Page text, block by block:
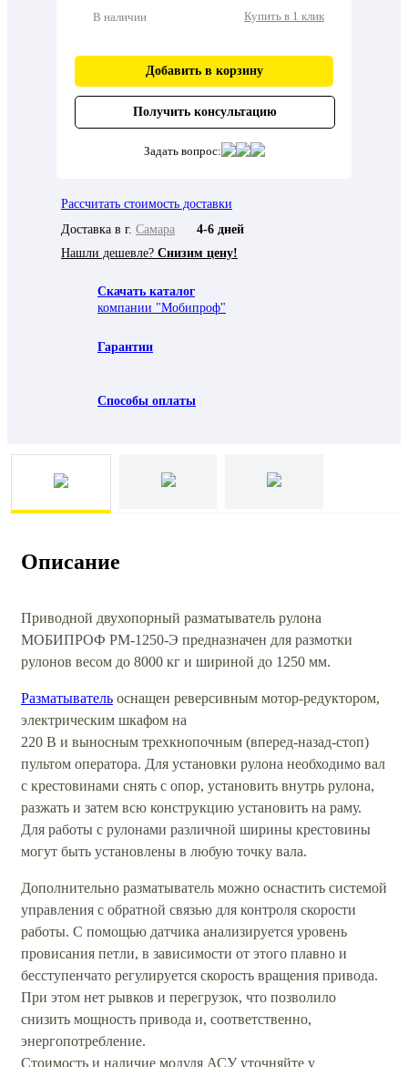
В наличии Купить в 1 клик
Добавить в корзину
Получить консультацию
Задать вопрос:
Рассчитать стоимость доставки
Доставка в г. Самара
4-6 дней
Нашли дешевле? Снизим цену!
Скачать каталог
компании "Мобипроф"
Гарантии
Способы оплаты
Описание
Приводной двухопорный разматыватель рулона
МОБИПРОФ РМ-1250-Э предназначен для размотки
рулонов весом до 8000 кг и шириной до 1250 мм.
Разматыватель оснащен реверсивным мотор-редуктором,
электрическим шкафом на
220 В и выносным трехкнопочным (вперед-назад-стоп)
пультом оператора. Для установки рулона необходимо вал
с крестовинами снять с опор, установить внутрь рулона,
разжать и затем всю конструкцию установить на раму.
Для работы с рулонами различной ширины крестовины
могут быть установлены в любую точку вала.
Дополнительно разматыватель можно оснастить системой
управления с обратной связью для контроля скорости
работы. С помощью датчика анализируется уровень
провисания петли, в зависимости от этого плавно и
бесступенчато регулируется скорость вращения привода.
При этом нет рывков и перегрузок, что позволило
снизить мощность привода и, соответственно,
энергопотребление.
Стоимость и наличие модуля АСУ уточняйте у